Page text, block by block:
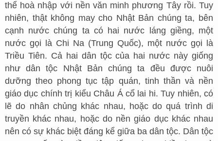
thể hoà nhập với nền văn minh phương Tây rồi. Tuy
nhiên, thật không may cho Nhật Bản chúng ta, bên
cạnh nước chúng ta có hai nước láng giềng, một
nước gọi là Chi Na (Trung Quốc), một nước gọi là
Triều Tiên. Cả hai dân tộc của hai nước này giống
như dân tộc Nhật Bản chúng ta đều được nuôi
dưỡng theo phong tục tập quán, tinh thần và nền
giáo dục chính trị kiểu Châu Á cổ lai hi. Tuy nhiên, có
lẽ do nhân chủng khác nhau, hoặc do quá trình di
truyền khác nhau, hoặc do nền giáo dục khác nhau
nên có sự khác biệt đáng kể giữa ba dân tộc. Dân tộc